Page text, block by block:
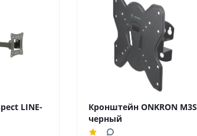
LINE-
Кронштейн ONKRON M3S
черный